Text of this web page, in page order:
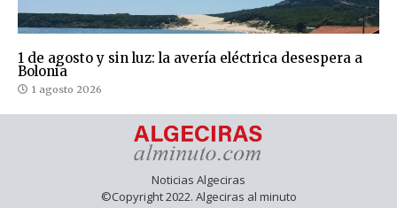
1 de agosto y sin luz: la avería eléctrica desespera a
Bolonia
1 agosto 2026
Noticias Algeciras
©Copyright 2022. Algeciras al minuto